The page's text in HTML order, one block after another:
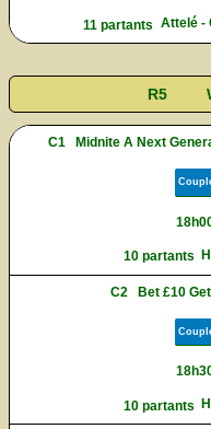
11 partants Attelé -
R5
C1 Midnite A Next
10 partants
C2 Bet £10
10 partants